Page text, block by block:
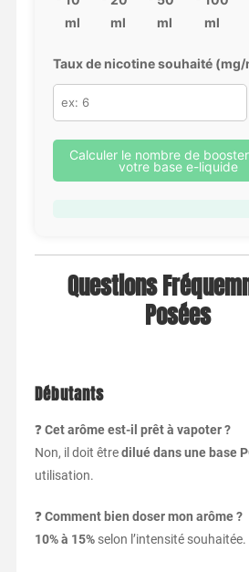
ml
ml
ml
ml
Taux de nicotine souhaité (mg/
Calculer le nombre de
votre base e-liquide
Questions
Posées
Débutants
❓Cet arôme est-il prêt à vapoter ?
Non, il doit êtredilué dans une base
utilisation.
❓Comment bien doser mon arôme ?
10% à 15%selon l’intensité souhaitée.